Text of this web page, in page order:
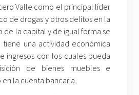
Valle como el principal líder
de drogas y otros delitos en la
de la capital y de igual forma se
una actividad económica
ingresos con los cuales pueda
de bienes muebles e
la cuenta bancaria.